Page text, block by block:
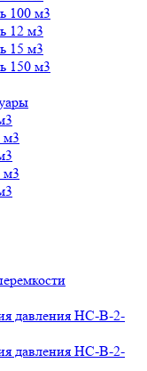
100 м3
12 м3
15 м3
150 м3
м3
м3
давления НС-В-2-
давления НС-В-2-